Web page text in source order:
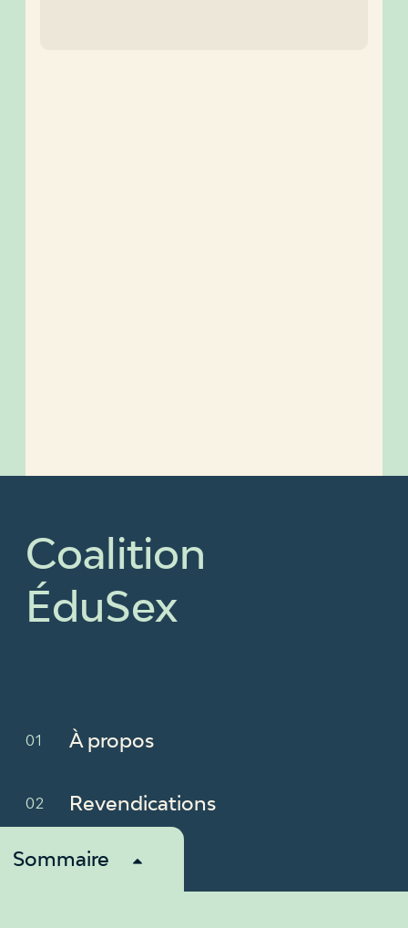
Sommaire
Coalition
ÉduSex
À propos
Revendications
Membres